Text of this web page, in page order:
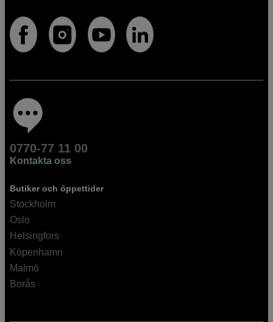
0770-77 11 00
Kontakta oss
Butiker och öppettider
Stockholm
Oslo
Helsingfors
Köpenhamn
Malmö
Borås